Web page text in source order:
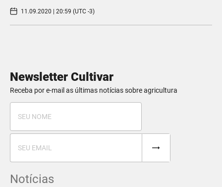
11.09.2020 | 20:59 (UTC -3)
Newsletter Cultivar
Receba por e-mail as últimas notícias sobre agricultura
Notícias